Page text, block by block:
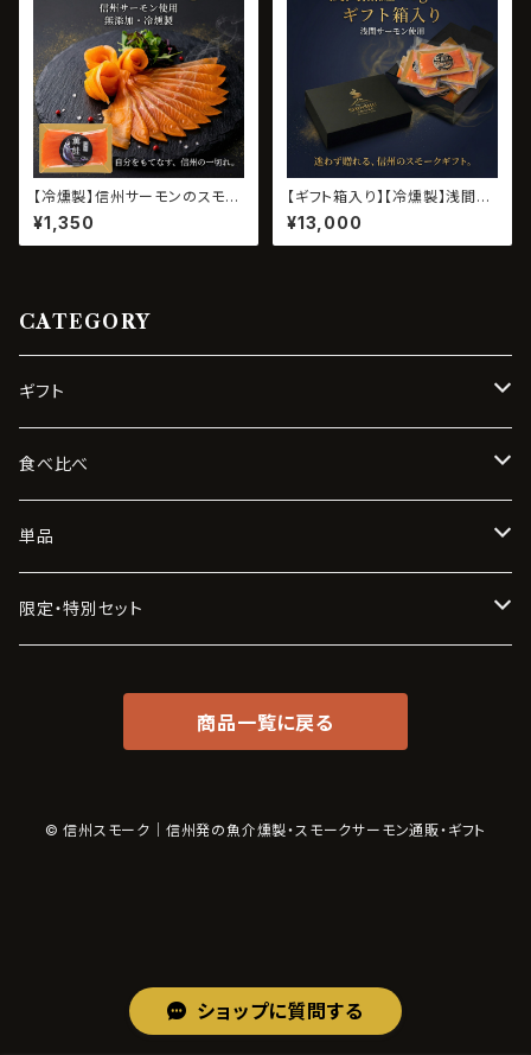
ショップに質問する
【冷燻製】信州サーモンのスモー
クサーモン｜信州薫鮭 40g
¥1,350
【ギフト箱入り】【冷燻製】浅間サ
ーモンのスモークサーモン｜浅
間薫鮭 40g×10パック
¥13,000
CATEGORY
ギフト
信州三選薫
信州サーモン
浅間サーモン
食べ比べ
はじめての方へ
２種食べ比べ
単品
信州サーモン
信州大王イワナ
佐久鯉
限定・特別セット
数量限定セット
商品一覧に戻る
© 信州スモーク｜信州発の魚介燻製・スモークサーモン通販・ギフト